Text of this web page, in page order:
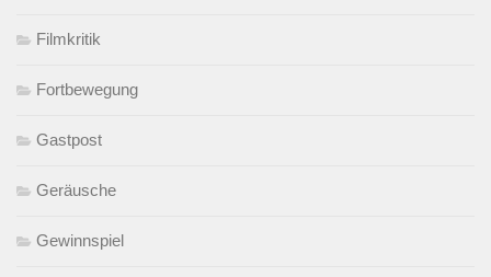
Filmkritik
Fortbewegung
Gastpost
Geräusche
Gewinnspiel